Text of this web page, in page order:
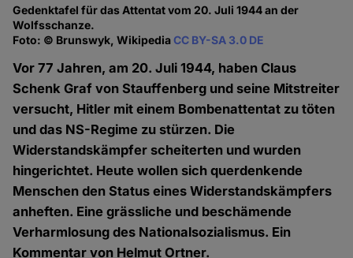
Gedenktafel für das Attentat vom 20. Juli 1944 an der
Wolfsschanze.
Foto: © Brunswyk, WikipediaCC BY-SA 3.0 DE
Vor 77 Jahren, am 20. Juli 1944, haben Claus
Schenk Graf von Stauffenberg und seine Mitstreiter
versucht, Hitler mit einem Bombenattentat zu töten
und das NS-Regime zu stürzen. Die
Widerstandskämpfer scheiterten und wurden
hingerichtet. Heute wollen sich querdenkende
Menschen den Status eines Widerstandskämpfers
anheften. Eine grässliche und beschämende
Verharmlosung des Nationalsozialismus. Ein
Kommentar von Helmut Ortner.